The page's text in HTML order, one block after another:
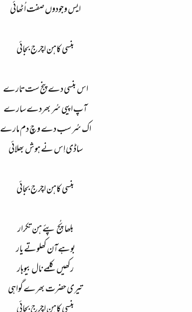
ایس وجودوں صفت اُٹھائی
بنسی کاہن اچرج بجائی
اس بنسی دے پنج ست تارے
آپ اپیی سُر بھردے سارے
اک سُر سب دے وچ دم مارے
ساڈی اِس نے ہوش بھلائی
بنسی کاہن اچرج بجائی
بلھا پُج پئے ہن تکرار
بوہےآن کھلوتے یار
رکھیں کلمے نال بیوہار
تیری حضرت بھرے گواہی